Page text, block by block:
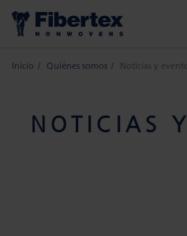
Inicio Quiénes somos Noticias y
NOTICIAS